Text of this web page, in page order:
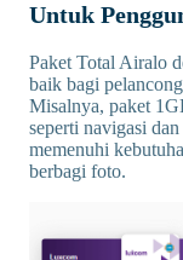
Untuk
Paket Total Airalo
baik bagi
Misalnya, paket
seperti navigasi
memenuhi
berbagi foto.